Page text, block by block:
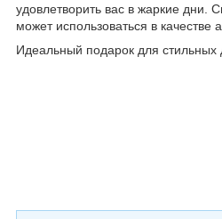
удовлетворить вас в жаркие дни.
может использоваться в качестве
Идеальный подарок для стильных